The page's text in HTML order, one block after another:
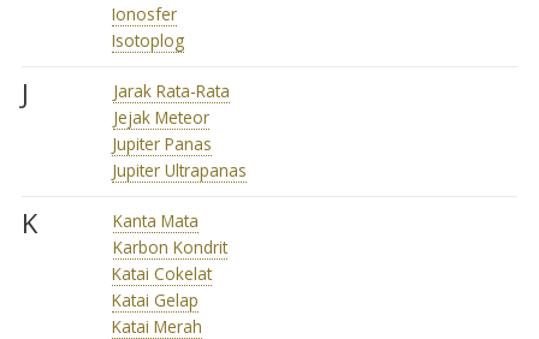
Ionosfer
Isotoplog
J
Jarak Rata-Rata
Jejak Meteor
Jupiter Panas
Jupiter Ultrapanas
K
Kanta Mata
Karbon Kondrit
Katai Cokelat
Katai Gelap
Katai Merah